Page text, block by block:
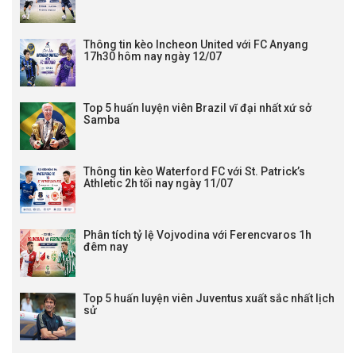
Thông tin kèo Incheon United với FC Anyang
17h30 hôm nay ngày 12/07
Top 5 huấn luyện viên Brazil vĩ đại nhất xứ sở
Samba
Thông tin kèo Waterford FC với St. Patrick’s
Athletic 2h tối nay ngày 11/07
Phân tích tỷ lệ Vojvodina với Ferencvaros 1h
đêm nay
Top 5 huấn luyện viên Juventus xuất sắc nhất lịch
sử